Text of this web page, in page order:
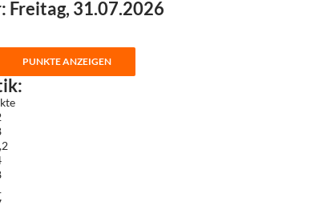
Freitag, 31.07.2026